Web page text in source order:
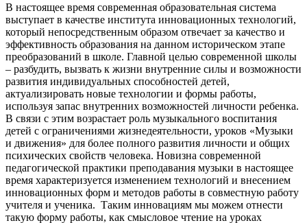
В настоящее время современная образовательная система
выступает в качестве института инновационных технологий,
который непосредственным образом отвечает за качество и
эффективность образования на данном историческом этапе
преобразований в школе. Главной целью современной школы
– разбудить, вызвать к жизни внутренние силы и возможности
развития индивидуальных способностей детей,
актуализировать новые технологии и формы работы,
используя запас внутренних возможностей личности ребенка.
В связи с этим возрастает роль музыкального воспитания
детей с ограничениями жизнедеятельности, уроков «Музыки
и движения» для более полного развития личности и общих
психических свойств человека. Новизна современной
педагогической практики преподавания музыки в настоящее
время характеризуется изменением технологий и внесением
инновационных форм и методов работы в совместную работу
учителя и ученика. Таким инновациям мы можем отнести
такую форму работы, как смысловое чтение на уроках